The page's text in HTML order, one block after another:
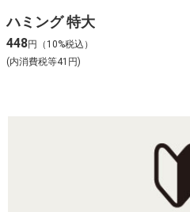
ハミング 特大
448円（10%税込）
(内消費税等41円)